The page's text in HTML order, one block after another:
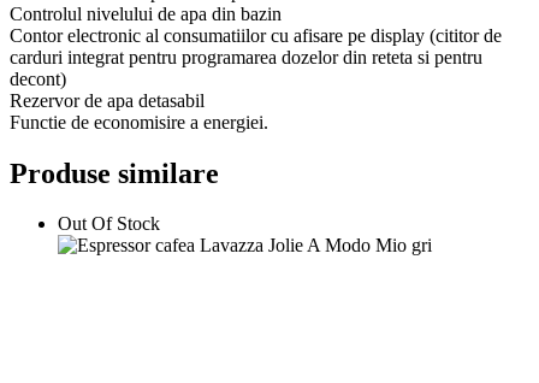
Controlul nivelului de apa din bazin
Contor electronic al consumatiilor cu afisare pe display (cititor de
carduri integrat pentru programarea dozelor din reteta si pentru
decont)
Rezervor de apa detasabil
Functie de economisire a energiei.
Produse similare
Out Of Stock